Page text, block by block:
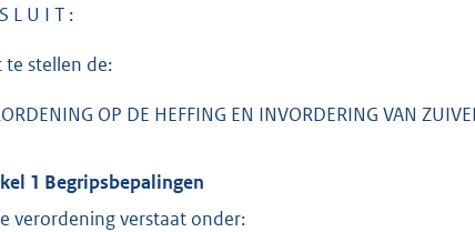
L U I T :
te stellen de:
OP DE HEFFING EN INVORDERING VAN
1 Begripsbepalingen
verordening verstaat onder: